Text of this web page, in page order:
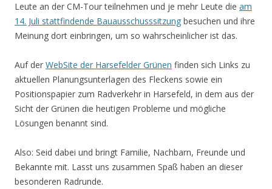
Leute an der CM-Tour teilnehmen und je mehr Leute die am
14. Juli stattfindende Bauausschusssitzung besuchen und ihre
Meinung dort einbringen, um so wahrscheinlicher ist das.
Auf der WebSite der Harsefelder Grünen finden sich Links zu
aktuellen Planungsunterlagen des Fleckens sowie ein
Positionspapier zum Radverkehr in Harsefeld, in dem aus der
Sicht der Grünen die heutigen Probleme und mögliche
Lösungen benannt sind.
Also: Seid dabei und bringt Familie, Nachbarn, Freunde und
Bekannte mit. Lasst uns zusammen Spaß haben an dieser
besonderen Radrunde.